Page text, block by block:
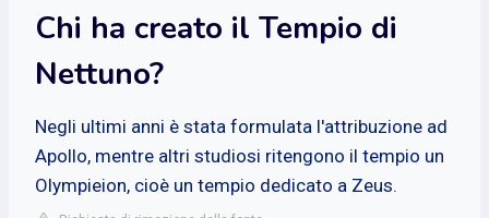
Chi ha creato il Tempio di
Nettuno?
Negli ultimi anni è stata formulata l'attribuzione ad
Apollo, mentre altri studiosi ritengono il tempio un
Olympieion, cioè un tempio dedicato a Zeus.